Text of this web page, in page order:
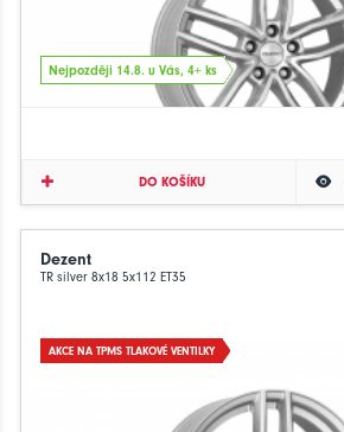
Nejpozději 14.8. u Vás, 4+ ks
DO KOŠÍKU
Dezent
TR silver 8x18 5x112 ET35
AKCE NA TPMS TLAKOVÉ VENTILKY